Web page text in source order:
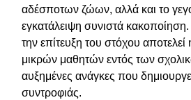
αδέσποτων ζώων, αλλά και το
εγκατάλειψη συνιστά κακοποίηση.
την επίτευξη του στόχου
μικρών μαθητών εντός των
αυξημένες ανάγκες που
συντροφιάς.